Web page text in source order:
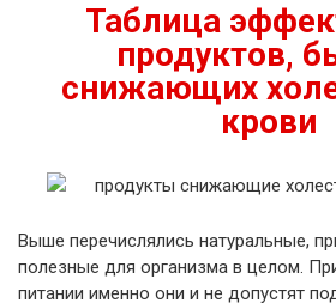
Таблица
продуктов,
снижающих
крови
Выше перечислялись натуральные,
полезные для организма в целом.
питании именно они и не допустят